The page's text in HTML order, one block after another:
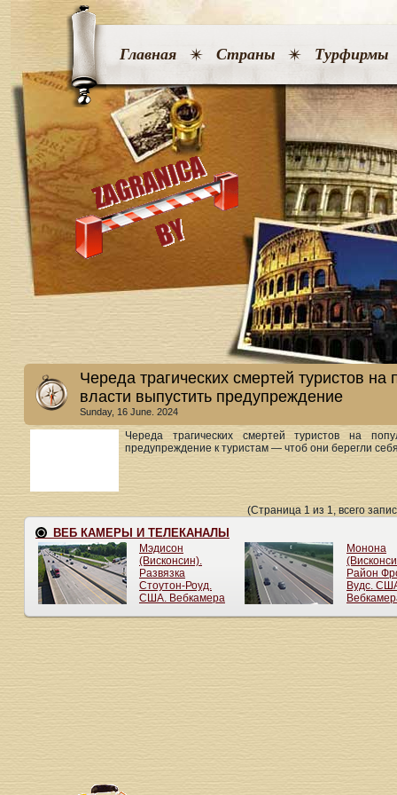
Главная Страны Турфирмы
Череда трагических смертей туристов
власти выпустить предупреждение
Sunday, 16 June. 2024
Череда трагических смертей туристов на
предупреждение к туристам — чтоб они берегли
(Страница 1 из 1, всего